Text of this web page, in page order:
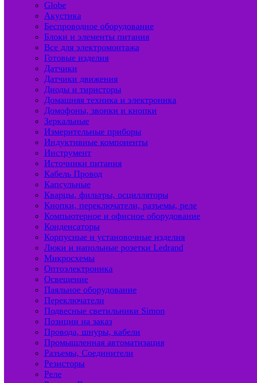
Globe
Акустика
Беспроводное оборудование
Блоки и элементы питания
Все для электромонтажа
Готовые изделия
Датчики
Датчики движения
Диоды и тиристоры
Домашняя техника и электроника
Домофоны, звонки и кнопки
Зеркальные
Измерительные приборы
Индуктивные компоненты
Инструмент
Источники питания
Кабель Провод
Капсульные
Кварцы, фильтры, осцилляторы
Кнопки, переключатели, разъемы, реле
Компьютерное и офисное оборудование
Конденсаторы
Корпусные и установочные изделия
Люки и напольные розетки Ledrand
Микросхемы
Оптоэлектроника
Освещение
Паяльное оборудование
Переключатели
Подвесные светильники Simon
Позиции на заказ
Провода, шнуры, кабели
Промышленная автоматизация
Разъемы, Соединители
Резисторы
Реле